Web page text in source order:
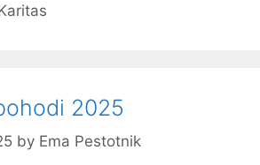
2025
by Ema Pestotnik